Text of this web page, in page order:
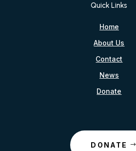
Quick Links
Home
About Us
Contact
News
Donate
DONATE